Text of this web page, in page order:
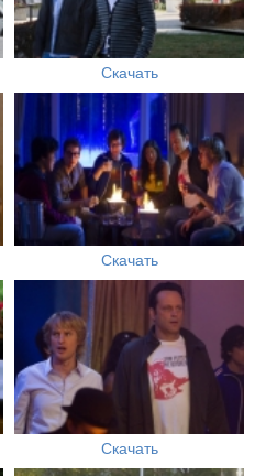
Скачать
Скачать
Скачать